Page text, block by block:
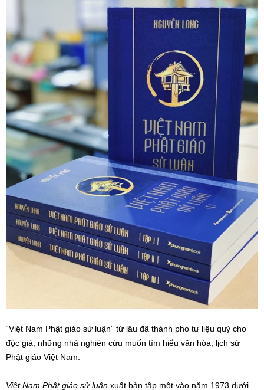
“Việt Nam Phật giáo sử luận” từ lâu đã thành pho tư liệu quý cho
độc giả, những nhà nghiên cứu muốn tìm hiểu văn hóa, lịch sử
Phật giáo Việt Nam.
Việt Nam Phật giáo sử luận xuất bản tập một vào năm 1973 dưới